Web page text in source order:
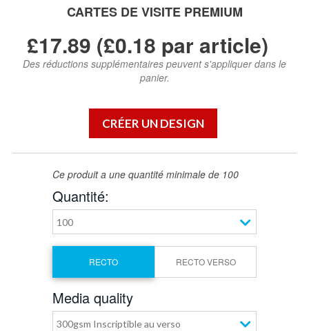
CARTES DE VISITE PREMIUM
£17.89 (£0.18 par article)
Des réductions supplémentaires peuvent s'appliquer dans le
panier.
Ce produit a une quantité minimale de 100
Quantité:
100
RECTO RECTO VERSO
Media quality
300gsm Inscriptible au verso